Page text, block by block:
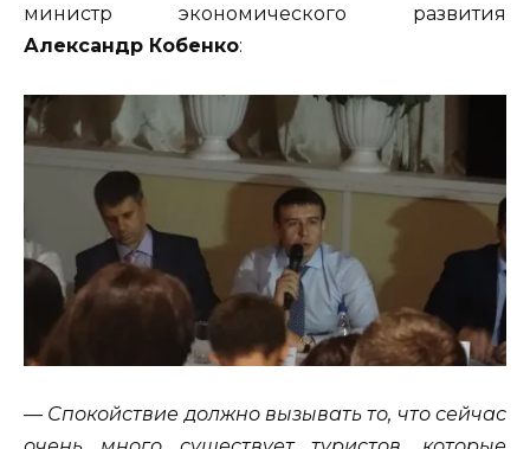
министр экономического развития
Александр Кобенко:
— Спокойствие должно вызывать то, что сейчас